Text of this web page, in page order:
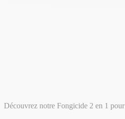
Découvrez notre Fongicide 2 en 1 pour